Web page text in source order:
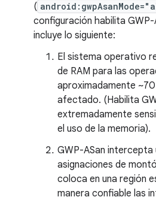
(
configuración habilita GWP-
incluye lo siguiente:
El sistema operativo
de RAM para las
aproximadamente
afectado. (Habilita
extremadamente
el uso de la memoria).
GWP-ASan intercepta
asignaciones de
coloca en una región
manera confiable las